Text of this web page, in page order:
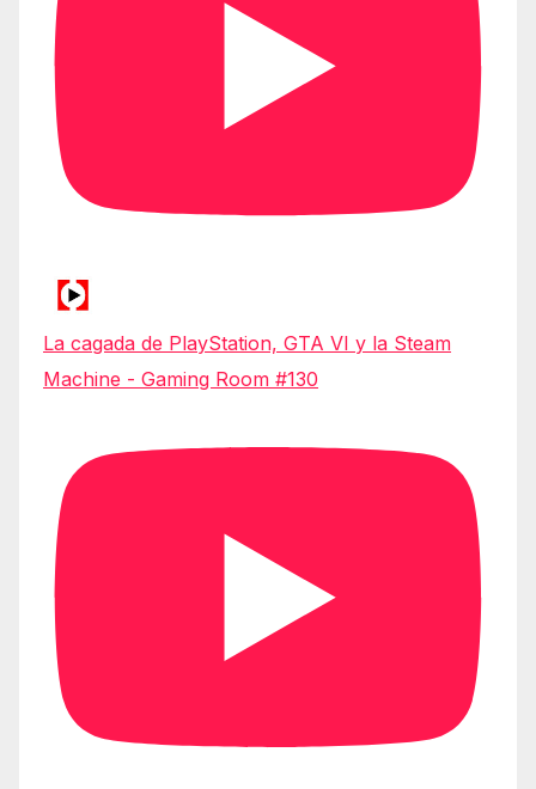
La cagada de PlayStation, GTA VI y la Steam
Machine - Gaming Room #130